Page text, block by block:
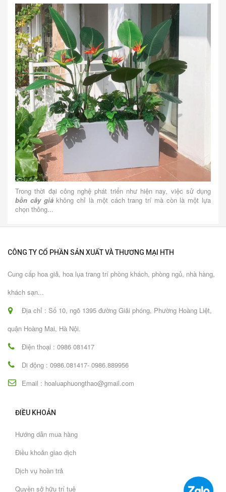
Trong thời đại công nghệ phát triển như hiện nay, việc sử dụng
bồn cây giảkhông chỉ là một cách trang trí mà còn là một lựa
chọn thông...
CÔNG TY CỔ PHẦN SẢN XUẤT VÀ THƯƠNG MẠI HTH
Cung cấp hoa giả, hoa lụa trang trí phòng khách, phòng ngủ, nhà hàng,
khách sạn...
Địa chỉ : Số 10, ngõ 1395 đường Giải phóng, Phường Hoàng Liệt,
quận Hoàng Mai, Hà Nội.
Điện thoại : 0986 081417
Di động : 0986.081417- 0986.889956
Email : hoaluaphuongthao@gmail.com
ĐIỀU KHOẢN
Hướng dẫn mua hàng
Điều khoản giao dịch
Dịch vụ hoàn trả
Quyền sở hữu trí tuệ